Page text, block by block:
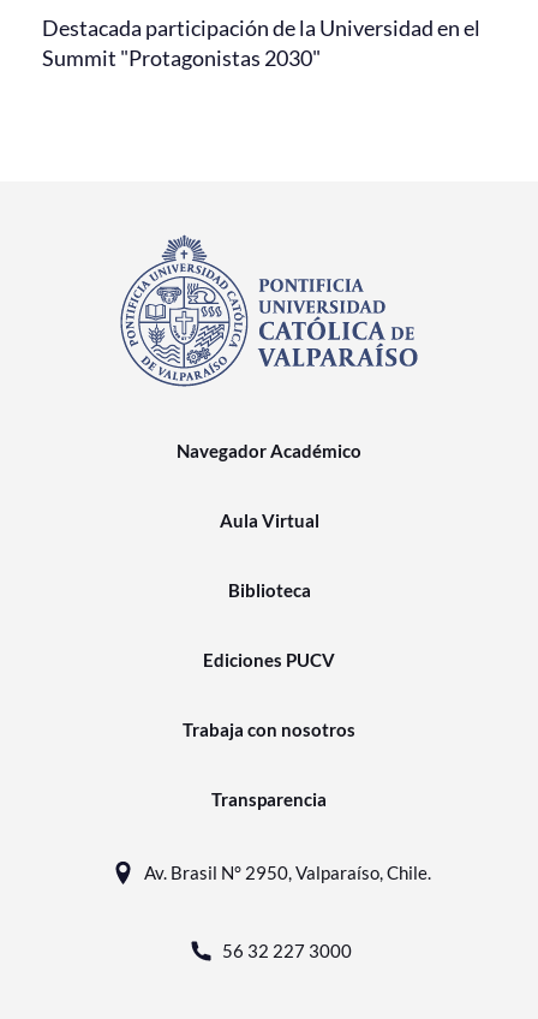
Destacada participación de la Universidad en el
Summit "Protagonistas 2030"
Navegador Académico
Aula Virtual
Biblioteca
Ediciones PUCV
Trabaja con nosotros
Transparencia
Av. Brasil N° 2950, Valparaíso, Chile.
56 32 227 3000